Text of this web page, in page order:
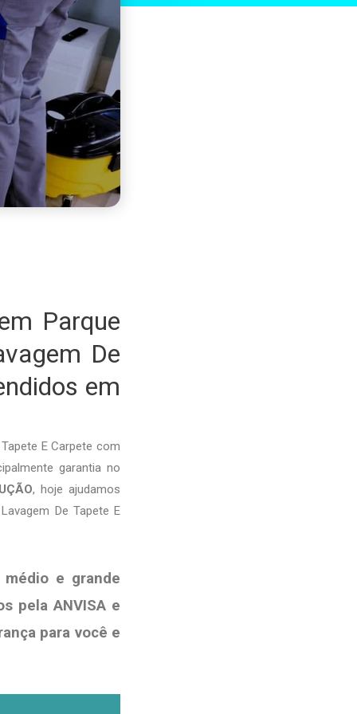
Parque
De
em
E Carpete com
garantia no
, hoje ajudamos
De Tapete E
médio e grande
pela ANVISA e
para você e